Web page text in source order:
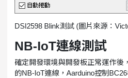
DSI2598 Blink測試 (圖片來源：
NB-IoT連線測試
確定開發環境與開發板正常運作後
的NB-IoT連線，Aarduino控制